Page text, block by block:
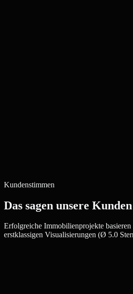
Kundenstimmen
Das sagen unsere Kunden
Erfolgreiche Immobilienprojekte basieren
erstklassigen Visualisierungen (Ø 5.0